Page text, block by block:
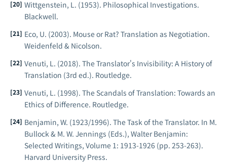
Wittgenstein, L. (1953). Philosophical Investigations.
Blackwell.
Eco, U. (2003). Mouse or Rat? Translation as Negotiation.
Weidenfeld & Nicolson.
Venuti, L. (2018). The Translator's Invisibility: A History of
Translation (3rd ed.). Routledge.
Venuti, L. (1998). The Scandals of Translation: Towards an
Ethics of Difference. Routledge.
Benjamin, W. (1923/1996). The Task of the Translator. In M.
Bullock & M. W. Jennings (Eds.), Walter Benjamin:
Selected Writings, Volume 1: 1913-1926 (pp. 253-263).
Harvard University Press.